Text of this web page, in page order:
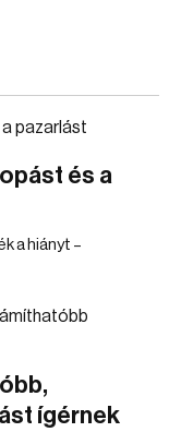
és a
a hiányt –
ígérnek